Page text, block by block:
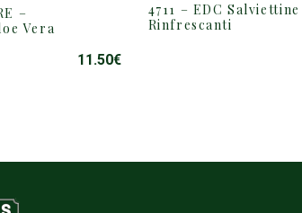
–
Vera
11.50€
4711 – EDC Salviettine
Rinfrescanti